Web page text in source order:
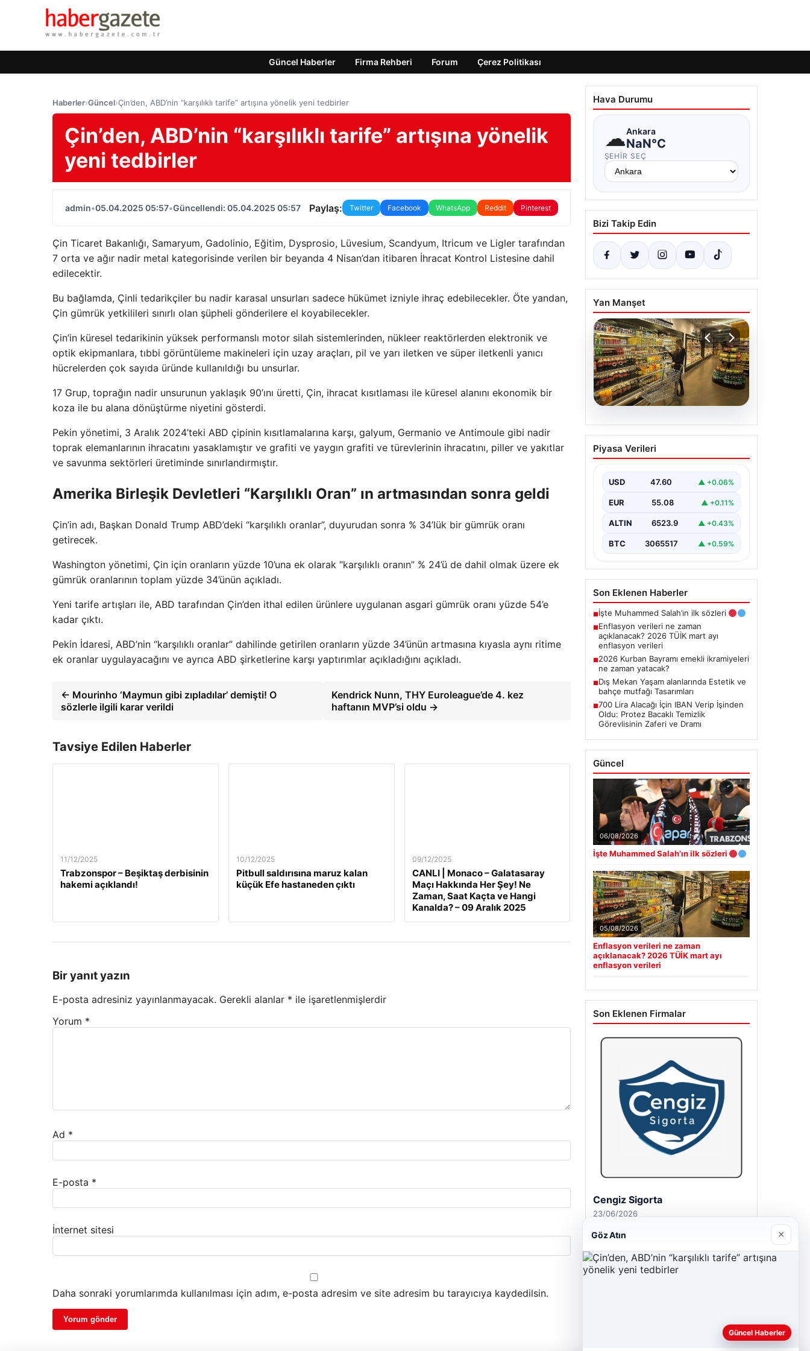
Güncel Haberler Firma Rehberi Forum Çerez Politikası
Haberler›Güncel›Çin’den, ABD’nin “karşılıklı tarife” artışına yönelik yeni tedbirler
Çin’den, ABD’nin “karşılıklı tarife” artışına yönelik
yeni tedbirler
admin•05.04.2025 05:57•Güncellendi: 05.04.2025 05:57 Paylaş: Twitter Facebook WhatsApp Reddit Pinterest
Çin Ticaret Bakanlığı, Samaryum, Gadolinio, Eğitim, Dysprosio, Lüvesium, Scandyum, Itricum ve Ligler tarafından
7 orta ve ağır nadir metal kategorisinde verilen bir beyanda 4 Nisan’dan itibaren İhracat Kontrol Listesine dahil
edilecektir.
Bu bağlamda, Çinli tedarikçiler bu nadir karasal unsurları sadece hükümet izniyle ihraç edebilecekler. Öte yandan,
Çin gümrük yetkilileri sınırlı olan şüpheli gönderilere el koyabilecekler.
Çin’in küresel tedarikinin yüksek performanslı motor silah sistemlerinden, nükleer reaktörlerden elektronik ve
optik ekipmanlara, tıbbi görüntüleme makineleri için uzay araçları, pil ve yarı iletken ve süper iletkenli yanıcı
hücrelerden çok sayıda üründe kullanıldığı bu unsurlar.
17 Grup, toprağın nadir unsurunun yaklaşık 90’ını üretti, Çin, ihracat kısıtlaması ile küresel alanını ekonomik bir
koza ile bu alana dönüştürme niyetini gösterdi.
Pekin yönetimi, 3 Aralık 2024’teki ABD çipinin kısıtlamalarına karşı, galyum, Germanio ve Antimoule gibi nadir
toprak elemanlarının ihracatını yasaklamıştır ve grafiti ve yaygın grafiti ve türevlerinin ihracatını, piller ve yakıtlar
ve savunma sektörleri üretiminde sınırlandırmıştır.
Amerika Birleşik Devletleri “Karşılıklı Oran” ın artmasından sonra geldi
Çin’in adı, Başkan Donald Trump ABD’deki “karşılıklı oranlar”, duyurudan sonra % 34’lük bir gümrük oranı
getirecek.
Washington yönetimi, Çin için oranların yüzde 10’una ek olarak “karşılıklı oranın” % 24’ü de dahil olmak üzere ek
gümrük oranlarının toplam yüzde 34’ünün açıkladı.
Yeni tarife artışları ile, ABD tarafından Çin’den ithal edilen ürünlere uygulanan asgari gümrük oranı yüzde 54’e
kadar çıktı.
Pekin İdaresi, ABD’nin “karşılıklı oranlar” dahilinde getirilen oranların yüzde 34’ünün artmasına kıyasla aynı ritime
ek oranlar uygulayacağını ve ayrıca ABD şirketlerine karşı yaptırımlar açıkladığını açıkladı.
← Mourinho ‘Maymun gibi zıpladılar’ demişti! O
sözlerle ilgili karar verildi
Kendrick Nunn, THY Euroleague’de 4. kez
haftanın MVP’si oldu →
Tavsiye Edilen Haberler
11/12/2025
Trabzonspor – Beşiktaş derbisinin
hakemi açıklandı!
10/12/2025
Pitbull saldırısına maruz kalan
küçük Efe hastaneden çıktı
09/12/2025
CANLI | Monaco – Galatasaray
Maçı Hakkında Her Şey! Ne
Zaman, Saat Kaçta ve Hangi
Kanalda? – 09 Aralık 2025
Bir yanıt yazın
E-posta adresiniz yayınlanmayacak. Gerekli alanlar * ile işaretlenmişlerdir
Yorum *
Ad *
E-posta *
İnternet sitesi
Daha sonraki yorumlarımda kullanılması için adım, e-posta adresim ve site adresim bu tarayıcıya kaydedilsin.
Hava Durumu
☁Ankara
NaN°C
ŞEHIR SEÇ
Bizi Takip Edin
Yan Manşet
05.08.2026
Enflasyon verileri ne
zaman açıklanacak?
enflasyon verileri
Piyasa Verileri
USD 47.60 ▲ +0.06%
EUR 55.08 ▲ +0.11%
ALTIN 6523.9 ▲ +0.43%
BTC 3065517 ▲ +0.59%
Son Eklenen Haberler
■İşte Muhammed Salah’ın ilk sözleri
■Enflasyon verileri ne zaman
açıklanacak? 2026 TÜİK mart ayı
enflasyon verileri
■2026 Kurban Bayramı emekli ikramiyeleri
ne zaman yatacak?
■Dış Mekan Yaşam alanlarında Estetik ve
bahçe mutfağı Tasarımları
■700 Lira Alacağı İçin IBAN Verip İşinden
Oldu: Protez Bacaklı Temizlik
Görevlisinin Zaferi ve Dramı
Güncel
06/08/2026
İşte Muhammed Salah’ın ilk sözleri
05/08/2026
Enflasyon verileri ne zaman
açıklanacak? 2026 TÜİK mart ayı
enflasyon verileri
Son Eklenen Firmalar
Cengiz Sigorta
23/06/2026
Göz Atın ×
Güncel Haberler